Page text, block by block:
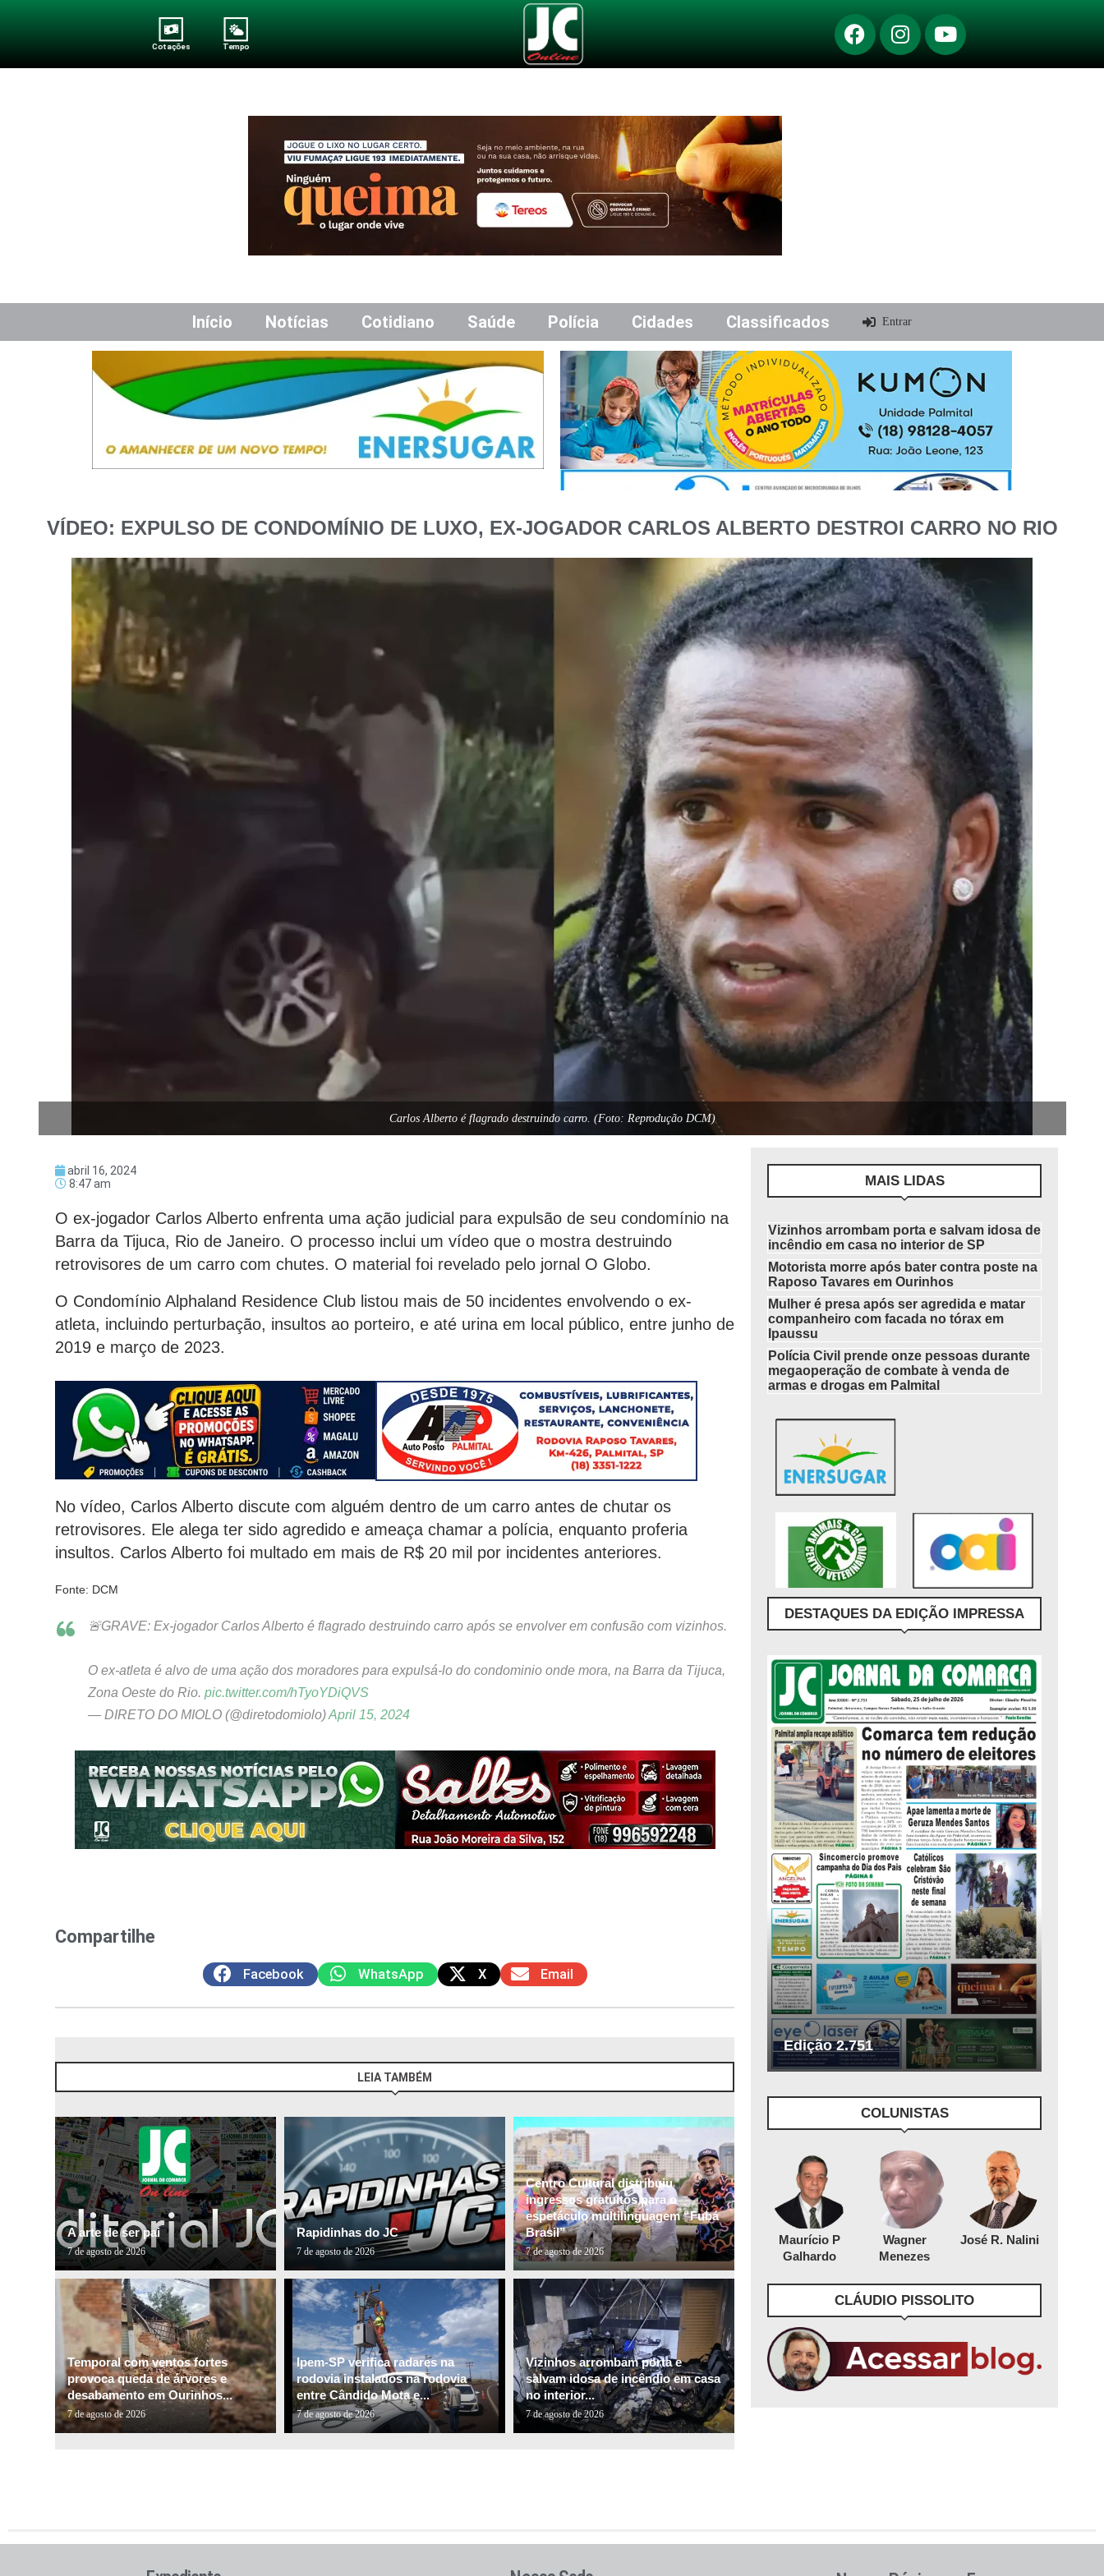
Cotações Tempo
Início Notícias Cotidiano Saúde Polícia Cidades Classificados Entrar
VÍDEO: EXPULSO DE CONDOMÍNIO DE LUXO, EX-JOGADOR CARLOS ALBERTO DESTROI CARRO NO RIO
Carlos Alberto é flagrado destruindo carro. (Foto: Reprodução DCM)
abril 16, 2024
8:47 am
O ex-jogador Carlos Alberto enfrenta uma ação judicial para expulsão de seu condomínio na
Barra da Tijuca, Rio de Janeiro. O processo inclui um vídeo que o mostra destruindo
retrovisores de um carro com chutes. O material foi revelado pelo jornal O Globo.
O Condomínio Alphaland Residence Club listou mais de 50 incidentes envolvendo o ex-
atleta, incluindo perturbação, insultos ao porteiro, e até urina em local público, entre junho de
2019 e março de 2023.
No vídeo, Carlos Alberto discute com alguém dentro de um carro antes de chutar os
retrovisores. Ele alega ter sido agredido e ameaça chamar a polícia, enquanto proferia
insultos. Carlos Alberto foi multado em mais de R$ 20 mil por incidentes anteriores.
Fonte: DCM
🚨GRAVE: Ex-jogador Carlos Alberto é flagrado destruindo carro após se envolver em confusão com vizinhos.
O ex-atleta é alvo de uma ação dos moradores para expulsá-lo do condominio onde mora, na Barra da Tijuca,
Zona Oeste do Rio. pic.twitter.com/hTyoYDiQVS
— DIRETO DO MIOLO (@diretodomiolo)April 15, 2024
Compartilhe
Facebook WhatsApp X Email
LEIA TAMBÉM
A arte de ser pai
7 de agosto de 2026
Rapidinhas do JC
7 de agosto de 2026
Centro Cultural distribuiu
ingressos gratuitos para o
espetáculo multilinguagem “Fubá
Brasil”
7 de agosto de 2026
Temporal com ventos fortes
provoca queda de árvores e
desabamento em Ourinhos...
7 de agosto de 2026
Ipem-SP verifica radares na
rodovia instalados na rodovia
entre Cândido Mota e...
7 de agosto de 2026
Vizinhos arrombam porta e
salvam idosa de incêndio em casa
no interior...
7 de agosto de 2026
MAIS LIDAS
Vizinhos arrombam porta e salvam idosa de
incêndio em casa no interior de SP
Motorista morre após bater contra poste na
Raposo Tavares em Ourinhos
Mulher é presa após ser agredida e matar
companheiro com facada no tórax em
Ipaussu
Polícia Civil prende onze pessoas durante
megaoperação de combate à venda de
armas e drogas em Palmital
DESTAQUES DA EDIÇÃO IMPRESSA
Edição 2.751
COLUNISTAS
Maurício P
Galhardo
Wagner
Menezes
José R. Nalini
CLÁUDIO PISSOLITO